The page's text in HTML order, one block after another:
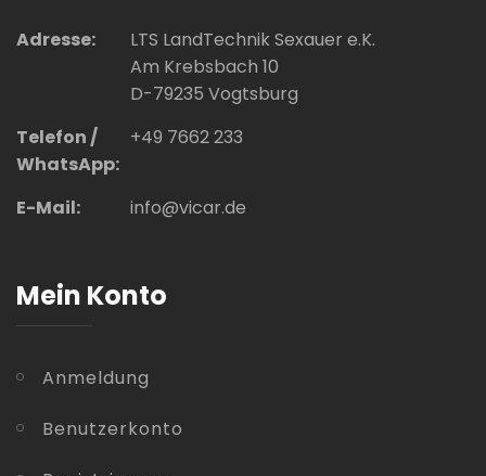
Adresse:
LTS LandTechnik Sexauer e.K.
Am Krebsbach 10
D-79235 Vogtsburg
Telefon /
WhatsApp:
+49 7662 233
E-Mail: info@vicar.de
Mein Konto
Anmeldung
Benutzerkonto